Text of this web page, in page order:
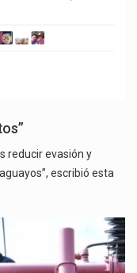
reducir evasión y
escribió esta